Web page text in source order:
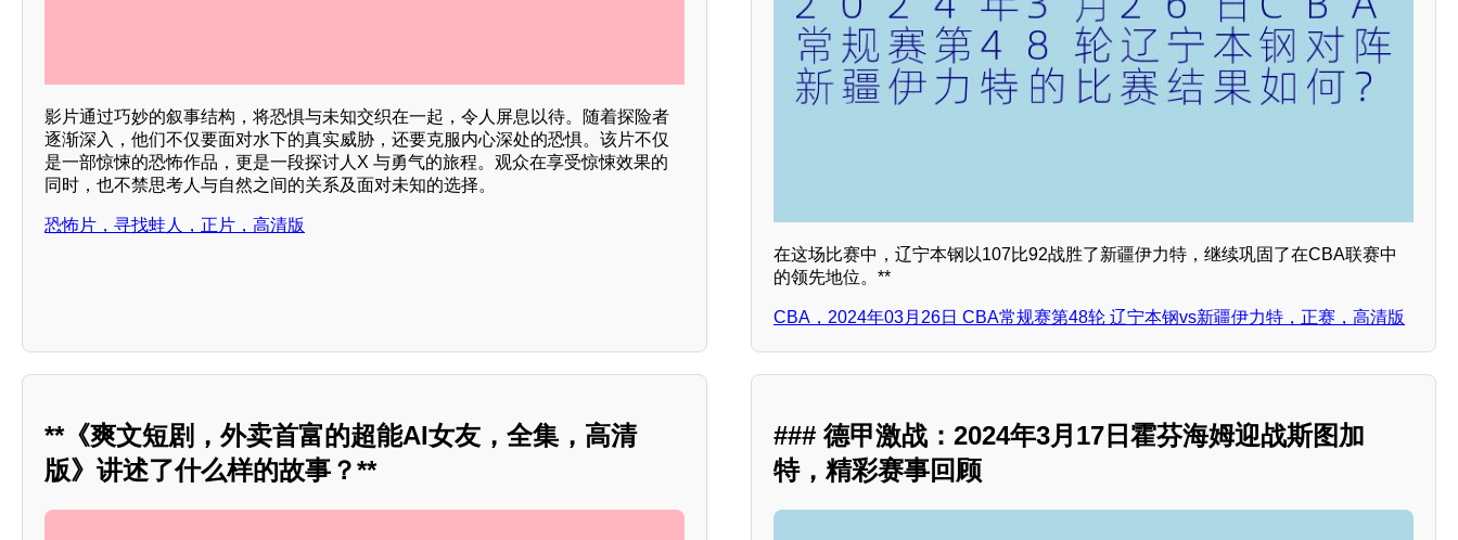
影片通过巧妙的叙事结构，将恐惧与未知交织在一起，令人屏息以待。随着探险者
逐渐深入，他们不仅要面对水下的真实威胁，还要克服内心深处的恐惧。该片不仅
是一部惊悚的恐怖作品，更是一段探讨人X 与勇气的旅程。观众在享受惊悚效果的
同时，也不禁思考人与自然之间的关系及面对未知的选择。
恐怖片，寻找蛙人，正片，高清版
在这场比赛中，辽宁本钢以107比92战胜了新疆伊力特，继续巩固了在CBA联赛中
的领先地位。**
CBA，2024年03月26日 CBA常规赛第48轮 辽宁本钢vs新疆伊力特，正赛，高清版
**《爽文短剧，外卖首富的超能AI女友，全集，高清
版》讲述了什么样的故事？**
### 德甲激战：2024年3月17日霍芬海姆迎战斯图加
特，精彩赛事回顾